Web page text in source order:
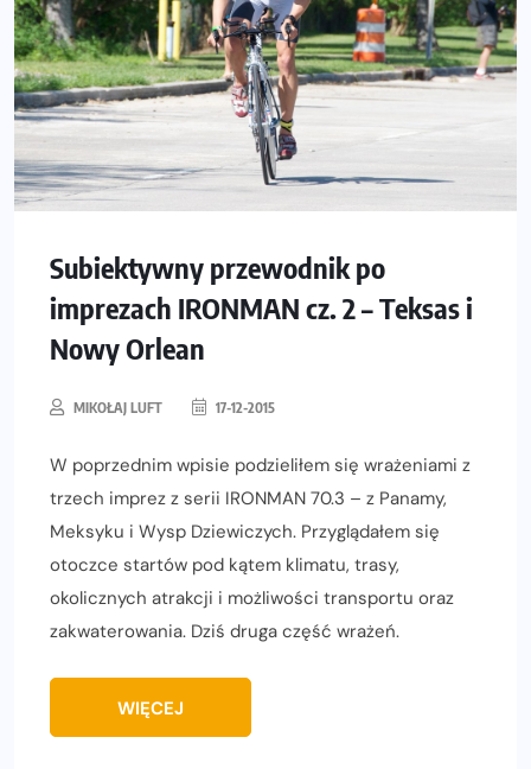
Subiektywny przewodnik po
imprezach IRONMAN cz. 2 – Teksas i
Nowy Orlean
MIKOŁAJ LUFT 17-12-2015
W poprzednim wpisie podzieliłem się wrażeniami z
trzech imprez z serii IRONMAN 70.3 – z Panamy,
Meksyku i Wysp Dziewiczych. Przyglądałem się
otoczce startów pod kątem klimatu, trasy,
okolicznych atrakcji i możliwości transportu oraz
zakwaterowania. Dziś druga część wrażeń.
WIĘCEJ